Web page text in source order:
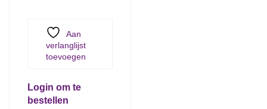
Aan
verlanglijst
toevoegen
Login om te
bestellen